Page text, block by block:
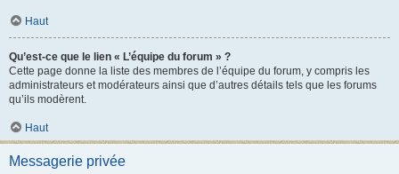
Haut
Qu’est-ce que le lien « L’équipe du forum » ?
Cette page donne la liste des membres de l’équipe du forum, y compris les
administrateurs et modérateurs ainsi que d’autres détails tels que les forums
qu’ils modèrent.
Haut
Messagerie privée